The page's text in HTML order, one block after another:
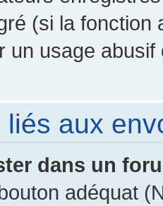
(si la fonction
un usage
liés aux
dans un
adéquat